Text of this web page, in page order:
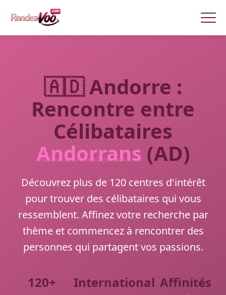
🇦🇩 Andorre :
Rencontre entre
Célibataires
Andorrans (AD)
Découvrez plus de 120 centres d'intérêt
pour trouver des célibataires qui vous
ressemblent. Affinez votre recherche par
thème et commencez à rencontrer des
personnes qui partagent vos passions.
120+ International Affinités